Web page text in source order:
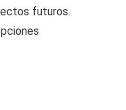
futuros.